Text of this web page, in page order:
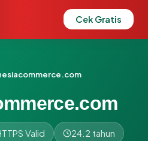
Cek Gratis
Valid 24.2 tahun